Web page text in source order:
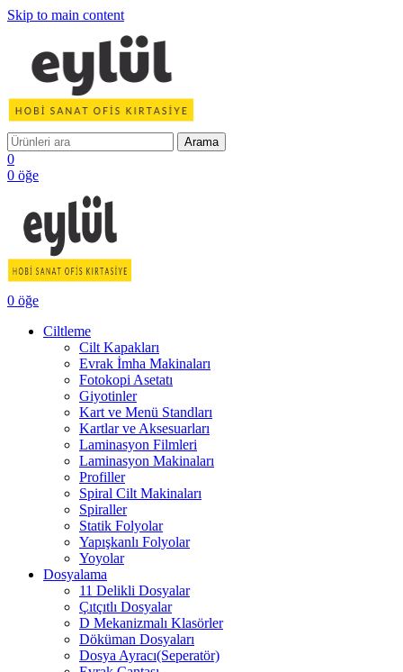
Skip to main content
Arama
0
0 öğe
0 öğe
Ciltleme
Cilt Kapakları
Evrak İmha Makinaları
Fotokopi Asetatı
Giyotinler
Kart ve Menü Standları
Kartlar ve Aksesuarları
Laminasyon Filmleri
Laminasyon Makinaları
Profiller
Spiral Cilt Makinaları
Spiraller
Statik Folyolar
Yapışkanlı Folyolar
Yoyolar
Dosyalama
11 Delikli Dosyalar
Çıtçıtlı Dosyalar
D Mekanizmalı Klasörler
Döküman Dosyaları
Dosya Ayracı(Seperatör)